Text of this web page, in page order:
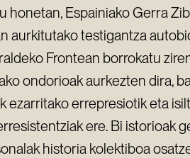
honetan, Espainiako Gerra
aurkitutako testigantza
Frontean borrokatu
ondorioak aurkezten dira,
ezarritako errepresiotik eta
ere. Bi istorioak
historia kolektiboa